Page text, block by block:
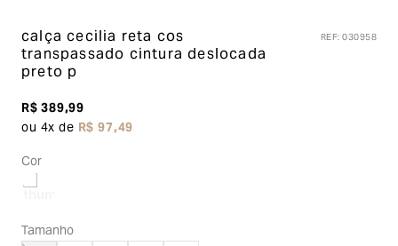
calça cecilia reta cos
transpassado cintura deslocada
preto p
REF:030958
R$389,99
ou 4x de R$97,49
Cor
Tamanho